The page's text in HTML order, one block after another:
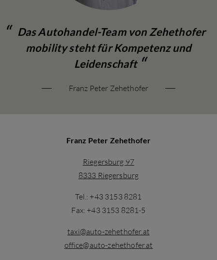
Das Autohandel-Team von Zehethofer
mobility steht für Kompetenz und
Leidenschaft
Franz Peter Zehethofer
Franz Peter Zehethofer
Riegersburg 97
8333 Riegersburg
Tel.: +43 3153 8281
Fax: +43 3153 8281-5
taxi@auto-zehethofer.at
office@auto-zehethofer.at